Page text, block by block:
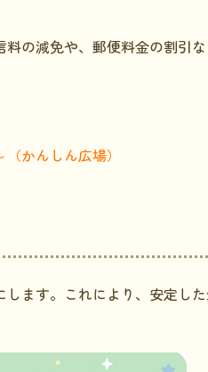
の減免や、郵便料金の割引
かんしん広場）
ます。これにより、安定し